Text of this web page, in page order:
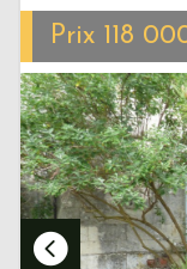
Prix 118